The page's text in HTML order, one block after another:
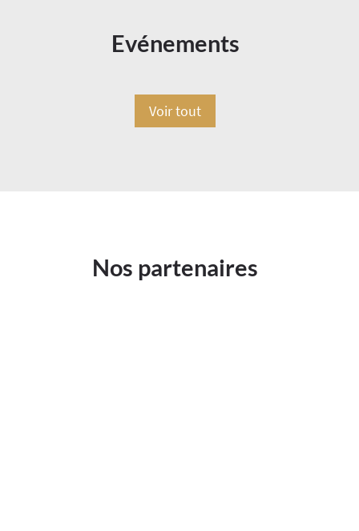
Evénements
Voir tout
Nos partenaires